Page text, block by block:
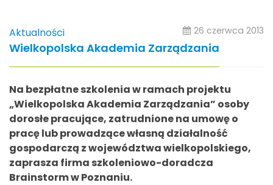
Aktualności 26 czerwca 2013
Wielkopolska Akademia Zarządzania
Na bezpłatne szkolenia w ramach projektu
„Wielkopolska Akademia Zarządzania” osoby
dorosłe pracujące, zatrudnione na umowę o
pracę lub prowadzące własną działalność
gospodarczą z województwa wielkopolskiego,
zaprasza firma szkoleniowo-doradcza
Brainstorm w Poznaniu.